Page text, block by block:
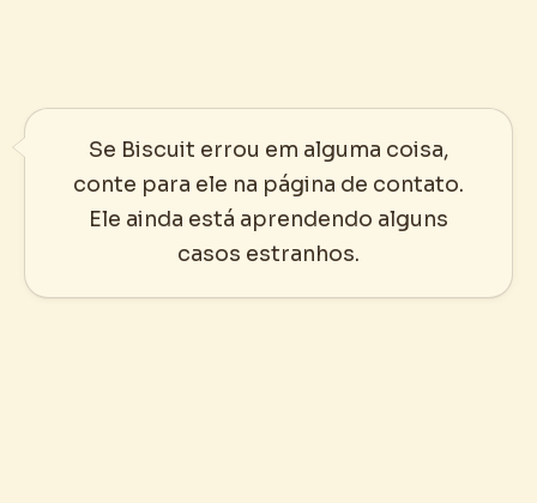
Se Biscuit errou em alguma coisa,
conte para ele na página de contato.
Ele ainda está aprendendo alguns
casos estranhos.